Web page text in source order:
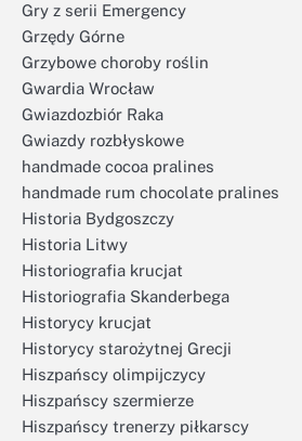
Gry z serii Emergency
Grzędy Górne
Grzybowe choroby roślin
Gwardia Wrocław
Gwiazdozbiór Raka
Gwiazdy rozbłyskowe
handmade cocoa pralines
handmade rum chocolate pralines
Historia Bydgoszczy
Historia Litwy
Historiografia krucjat
Historiografia Skanderbega
Historycy krucjat
Historycy starożytnej Grecji
Hiszpańscy olimpijczycy
Hiszpańscy szermierze
Hiszpańscy trenerzy piłkarscy